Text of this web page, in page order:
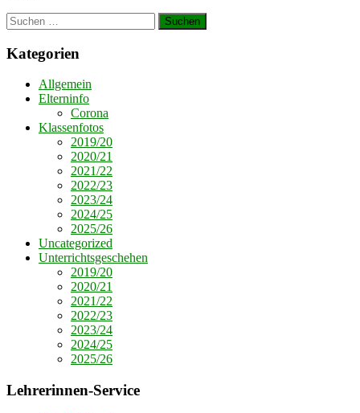
Suchen
nach:
Kategorien
Allgemein
Elterninfo
Corona
Klassenfotos
2019/20
2020/21
2021/22
2022/23
2023/24
2024/25
2025/26
Uncategorized
Unterrichtsgeschehen
2019/20
2020/21
2021/22
2022/23
2023/24
2024/25
2025/26
Lehrerinnen-Service